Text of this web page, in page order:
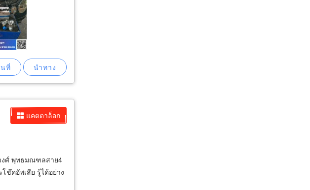
แคตตาล็อก
งศ์ พุทธมณฑลสาย4
ช๊คอัพเสีย รู้ได้อย่าง